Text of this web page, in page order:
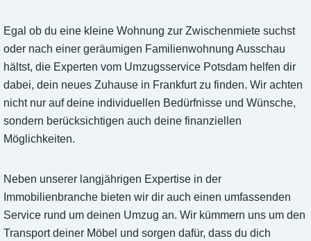
Egal ob du eine kleine Wohnung zur Zwischenmiete suchst
oder nach einer geräumigen Familienwohnung Ausschau
hältst, die Experten vom Umzugsservice Potsdam helfen dir
dabei, dein neues Zuhause in Frankfurt zu finden. Wir achten
nicht nur auf deine individuellen Bedürfnisse und Wünsche,
sondern berücksichtigen auch deine finanziellen
Möglichkeiten.
Neben unserer langjährigen Expertise in der
Immobilienbranche bieten wir dir auch einen umfassenden
Service rund um deinen Umzug an. Wir kümmern uns um den
Transport deiner Möbel und sorgen dafür, dass du dich